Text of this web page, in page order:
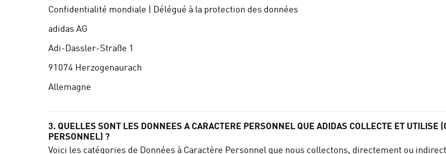
Confidentialité mondiale | Délégué à la protection des données
adidas AG
Adi-Dassler-Straße 1
91074 Herzogenaurach
Allemagne
3. QUELLES SONT LES DONNEES A CARACTERE PERSONNEL QUE ADIDAS COLLECTE ET UTILISE
PERSONNEL) ?
Voici les catégories de Données à Caractère Personnel que nous collectons, directement ou